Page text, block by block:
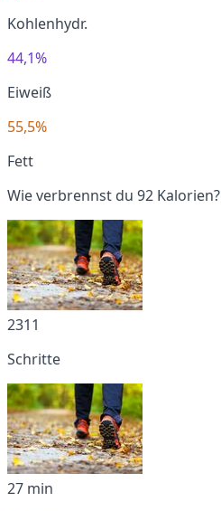
Kohlenhydr.
44,1%
Eiweiß
55,5%
Fett
Wie verbrennst du 92 Kalorien?
2311
Schritte
27 min